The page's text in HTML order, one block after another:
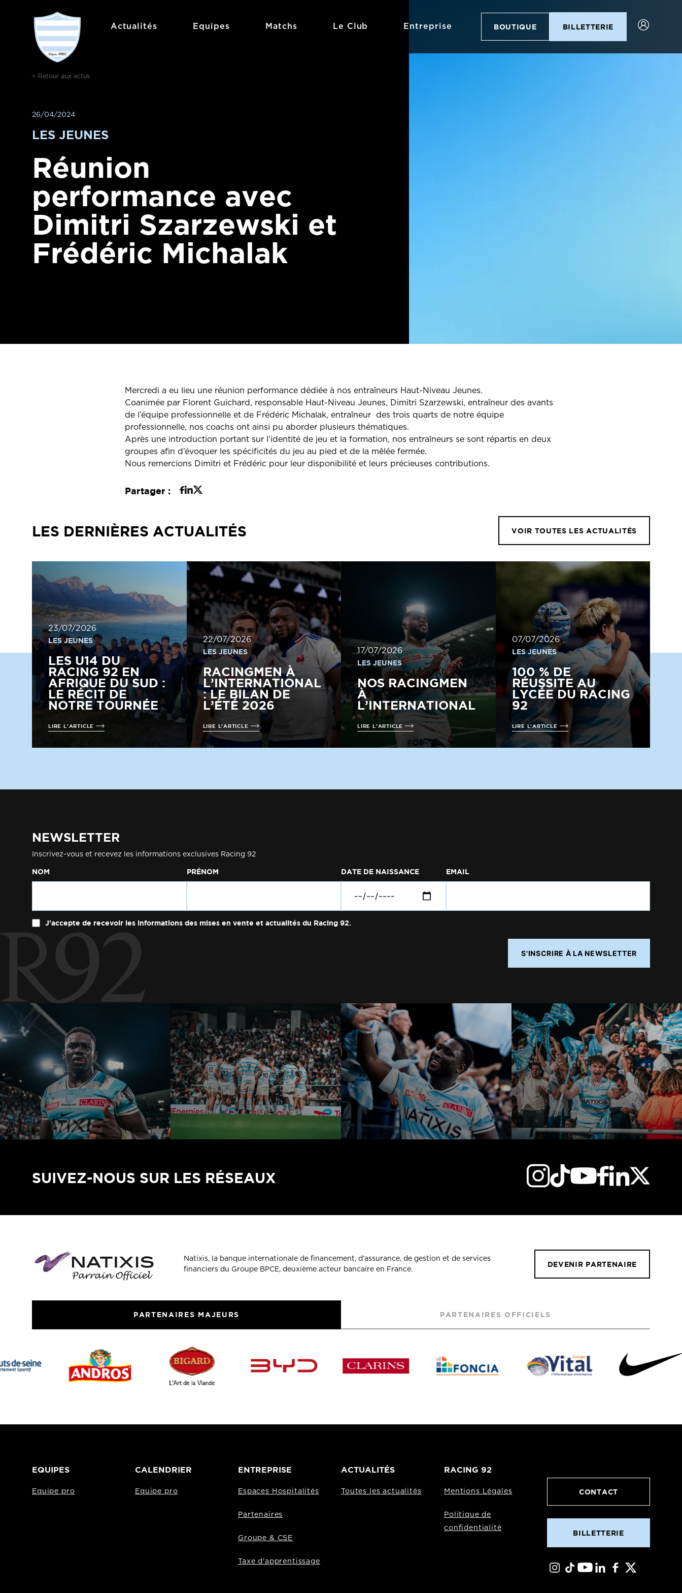
Actualités Equipes Matchs Le Club Entreprise BOUTIQUE BILLETTERIE
< Retour aux actus
26/04/2024
LES JEUNES
Réunion
performance avec
Dimitri Szarzewski et
Frédéric Michalak
Mercredi a eu lieu une réunion performance dédiée à nos entraîneurs Haut-Niveau Jeunes.
Coanimée par Florent Guichard, responsable Haut-Niveau Jeunes, Dimitri Szarzewski, entraîneur des avants
de l’équipe professionnelle et de Frédéric Michalak, entraîneur des trois quarts de notre équipe
professionnelle, nos coachs ont ainsi pu aborder plusieurs thématiques.
Après une introduction portant sur l’identité de jeu et la formation, nos entraîneurs se sont répartis en deux
groupes afin d’évoquer les spécificités du jeu au pied et de la mêlée fermée.
Nous remercions Dimitri et Frédéric pour leur disponibilité et leurs précieuses contributions.
Partager :
LES DERNIÈRES ACTUALITÉS VOIR TOUTES LES ACTUALITÉS
23/07/2026
LES JEUNES
LES U14 DU
RACING 92 EN
AFRIQUE DU SUD :
LE RÉCIT DE
NOTRE TOURNÉE
LIRE L'ARTICLE
22/07/2026
LES JEUNES
RACINGMEN À
L’INTERNATIONAL
: LE BILAN DE
L’ÉTÉ 2026
LIRE L'ARTICLE
17/07/2026
LES JEUNES
NOS RACINGMEN
À
L’INTERNATIONAL
LIRE L'ARTICLE
07/07/2026
LES JEUNES
100 % DE
RÉUSSITE AU
LYCÉE DU RACING
92
LIRE L'ARTICLE
NEWSLETTER
Inscrivez-vous et recevez les informations exclusives Racing 92
NOM PRÉNOM DATE DE NAISSANCE EMAIL
J'accepte de recevoir les informations des mises en vente et actualités du Racing 92.
S'INSCRIRE À LA NEWSLETTER
SUIVEZ-NOUS SUR LES RÉSEAUX
Natixis, la banque internationale de financement, d’assurance, de gestion et de services
financiers du Groupe BPCE, deuxième acteur bancaire en France.
DEVENIR PARTENAIRE
PARTENAIRES MAJEURS PARTENAIRES OFFICIELS
EQUIPES
Equipe pro
CALENDRIER
Equipe pro
ENTREPRISE
Espaces Hospitalités
Partenaires
Groupe & CSE
Taxe d'apprentissage
ACTUALITÉS
Toutes les actualités
RACING 92
Mentions Légales
Politique de
confidentialité
CONTACT
BILLETTERIE